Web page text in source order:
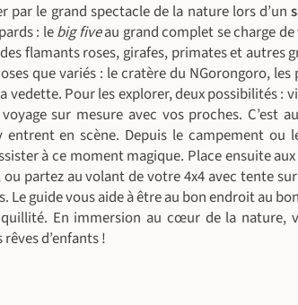
par le grand spectacle de la nature lors d’un
: lebig fiveau grand complet se charge
des flamants roses, girafes, primates et
que variés : le cratère du NGorongoro,
vedette. Pour les explorer, deux possibilités :
sur mesure avec vos proches. C’est
en scène. Depuis le campement ou
à ce moment magique. Place ensuite
partez au volant de votre 4x4 avec tente
Le guide vous aide à être au bon endroit au
En immersion au cœur de la nature,
d’enfants !